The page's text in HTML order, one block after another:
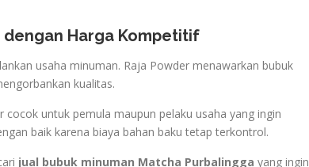
dengan Harga Kompetitif
usaha minuman. Raja Powder menawarkan bubuk
kualitas.
untuk pemula maupun pelaku usaha yang ingin
baik karena biaya bahan baku tetap terkontrol.
jual bubuk minuman Matcha Purbalingga yang ingin